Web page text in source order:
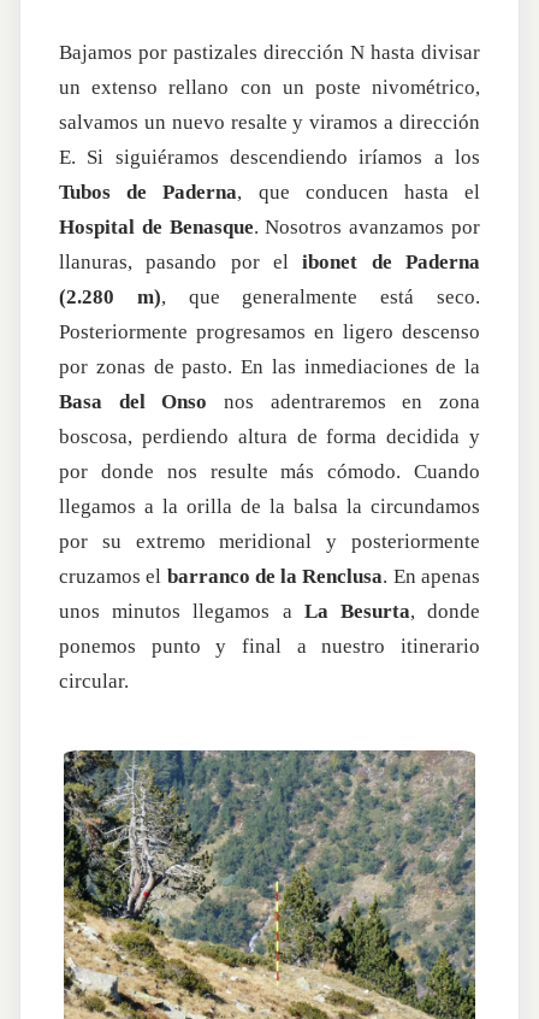
Bajamos por pastizales dirección N hasta divisar
un extenso rellano con un poste nivométrico,
salvamos un nuevo resalte y viramos a dirección
E. Si siguiéramos descendiendo iríamos a los
Tubos de Paderna, que conducen hasta el
Hospital de Benasque. Nosotros avanzamos por
llanuras, pasando por elibonet de Paderna
(2.280 m), que generalmente está seco.
Posteriormente progresamos en ligero descenso
por zonas de pasto. En las inmediaciones de la
Basa del Onso nos adentraremos en zona
boscosa, perdiendo altura de forma decidida y
por donde nos resulte más cómodo. Cuando
llegamos a la orilla de la balsa la circundamos
por su extremo meridional y posteriormente
cruzamos el barranco de la Renclusa. En apenas
unos minutos llegamos a La Besurta, donde
ponemos punto y final a nuestro itinerario
circular.